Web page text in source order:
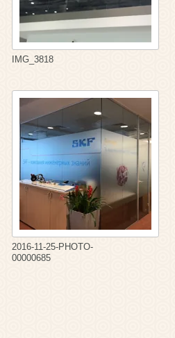
IMG_3818
2016-11-25-PHOTO-
00000685